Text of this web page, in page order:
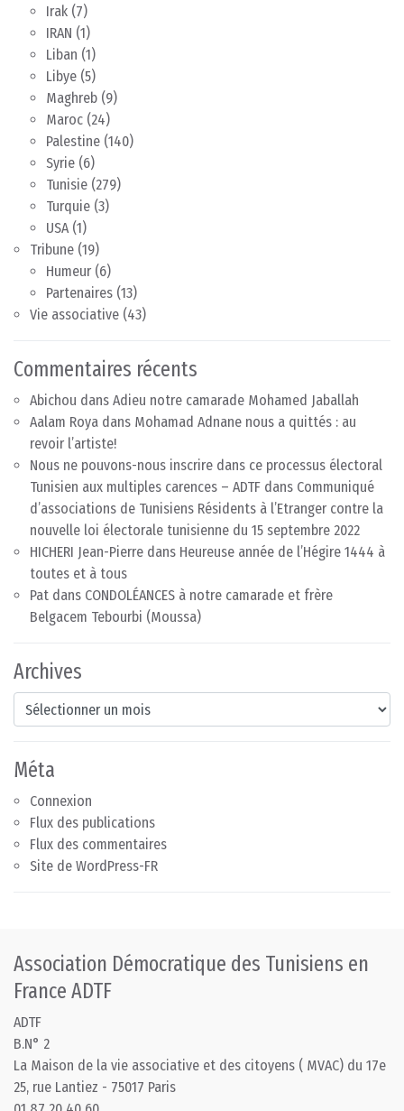
Irak (7)
IRAN (1)
Liban (1)
Libye (5)
Maghreb (9)
Maroc (24)
Palestine (140)
Syrie (6)
Tunisie (279)
Turquie (3)
USA(1)
Tribune (19)
Humeur (6)
Partenaires (13)
Vie associative (43)
Commentaires récents
Abichou dans Adieu notre camarade Mohamed Jaballah
Aalam Roya dans Mohamad Adnane nous a quittés : au
revoir l’artiste!
Nous ne pouvons-nous inscrire dans ce processus électoral
Tunisien aux multiples carences – ADTF dans Communiqué
d’associations de Tunisiens Résidents à l’Etranger contre la
nouvelle loi électorale tunisienne du 15 septembre 2022
HICHERI Jean-Pierre dans Heureuse année de l’Hégire 1444 à
toutes et à tous
Pat dans CONDOLÉANCES à notre camarade et frère
Belgacem Tebourbi (Moussa)
Archives
Archives
Méta
Connexion
Flux des publications
Flux des commentaires
Site de WordPress-FR
Association Démocratique des Tunisiens en
France ADTF
ADTF
B.N° 2
La Maison de la vie associative et des citoyens ( MVAC) du 17e
25, rue Lantiez - 75017 Paris